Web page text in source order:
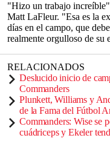
"Hizo un trabajo
Matt LaFleur. "Esa es la
días en el campo, que
realmente orgulloso de su
RELACIONADOS
Deslucido inicio de
Commanders
Plunkett, Williams y
de la Fama del Fútbol
Commanders: Wise se
cuádriceps y Ekeler